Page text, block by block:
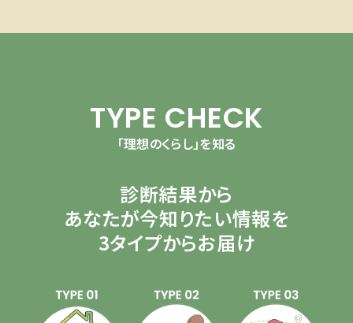
TYPE CHECK
「理想のくらし」を知る
診断結果から
あなたが今知りたい情報を
3タイプからお届け